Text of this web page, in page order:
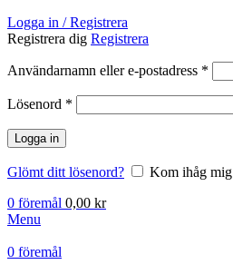
Logga in / Registrera
Registrera dig Registrera
Användarnamn eller e-postadress *
Lösenord *
Logga in
Glömt ditt lösenord?
Kom ihåg mig
0 föremål 0,00 kr
Menu
0 föremål